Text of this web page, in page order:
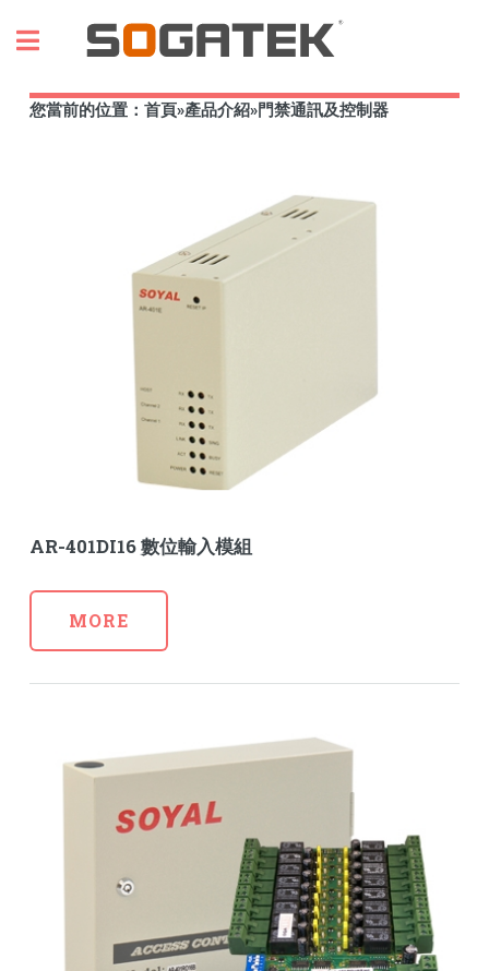
您當前的位置： 首頁»產品介紹»門禁通訊及控制器
AR-401DI16 數位輸入模組
MORE
Toggle